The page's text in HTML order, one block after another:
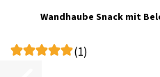
Wandhaube Snack mit
(1)